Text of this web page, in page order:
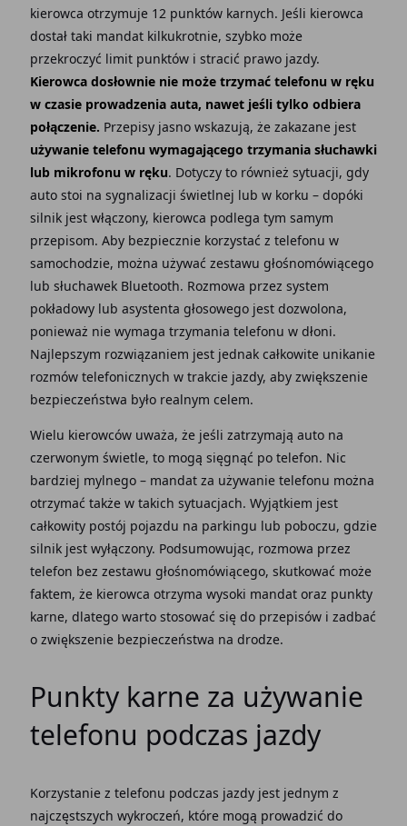
kierowca otrzymuje 12 punktów karnych. Jeśli kierowca
dostał taki mandat kilkukrotnie, szybko może
przekroczyć limit punktów i stracić prawo jazdy.
Kierowca dosłownie nie może trzymać telefonu w ręku
w czasie prowadzenia auta, nawet jeśli tylko odbiera
połączenie. Przepisy jasno wskazują, że zakazane jest
używanie telefonu wymagającego trzymania słuchawki
lub mikrofonu w ręku. Dotyczy to również sytuacji, gdy
auto stoi na sygnalizacji świetlnej lub w korku – dopóki
silnik jest włączony, kierowca podlega tym samym
przepisom. Aby bezpiecznie korzystać z telefonu w
samochodzie, można używać zestawu głośnomówiącego
lub słuchawek Bluetooth. Rozmowa przez system
pokładowy lub asystenta głosowego jest dozwolona,
ponieważ nie wymaga trzymania telefonu w dłoni.
Najlepszym rozwiązaniem jest jednak całkowite unikanie
rozmów telefonicznych w trakcie jazdy, aby zwiększenie
bezpieczeństwa było realnym celem.
Wielu kierowców uważa, że jeśli zatrzymają auto na
czerwonym świetle, to mogą sięgnąć po telefon. Nic
bardziej mylnego – mandat za używanie telefonu można
otrzymać także w takich sytuacjach. Wyjątkiem jest
całkowity postój pojazdu na parkingu lub poboczu, gdzie
silnik jest wyłączony. Podsumowując, rozmowa przez
telefon bez zestawu głośnomówiącego, skutkować może
faktem, że kierowca otrzyma wysoki mandat oraz punkty
karne, dlatego warto stosować się do przepisów i zadbać
o zwiększenie bezpieczeństwa na drodze.
Punkty karne za używanie
telefonu podczas jazdy
Korzystanie z telefonu podczas jazdy jest jednym z
najczęstszych wykroczeń, które mogą prowadzić do